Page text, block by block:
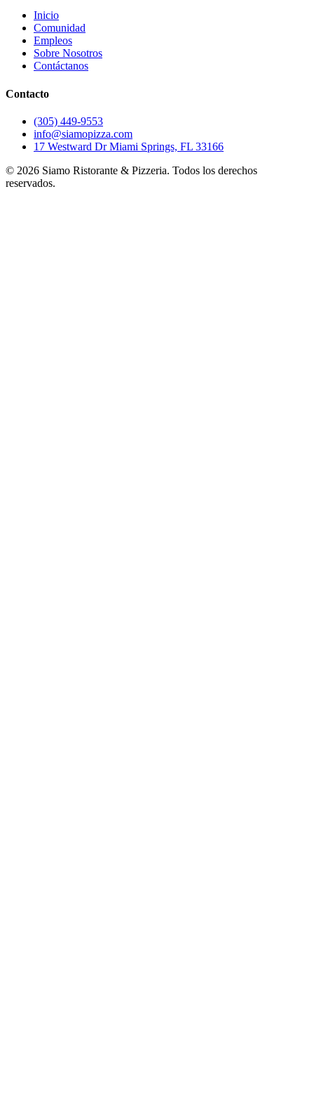
Inicio
Comunidad
Empleos
Sobre Nosotros
Contáctanos
Contacto
(305) 449-9553
info@siamopizza.com
17 Westward Dr Miami Springs, FL 33166
© 2026 Siamo Ristorante & Pizzeria. Todos los derechos
reservados.